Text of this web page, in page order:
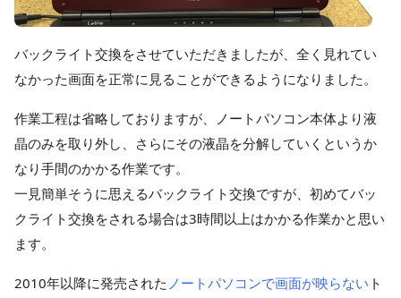
バックライト交換をさせていただきましたが、全く見れてい
なかった画面を正常に見ることができるようになりました。
作業工程は省略しておりますが、ノートパソコン本体より液
晶のみを取り外し、さらにその液晶を分解していくというか
なり手間のかかる作業です。
一見簡単そうに思えるバックライト交換ですが、初めてバッ
クライト交換をされる場合は3時間以上はかかる作業かと思い
ます。
2010年以降に発売された ノートパソコンで画面が映らない ト